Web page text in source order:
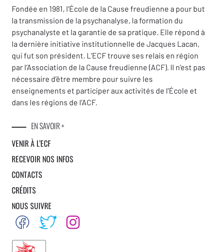
Fondée en 1981, l’École de la Cause freudienne a pour but
la transmission de la psychanalyse, la formation du
psychanalyste et la garantie de sa pratique. Elle répond à
la dernière initiative institutionnelle de Jacques Lacan,
qui fut son président. L’ECF trouve ses relais en région
par l’Association de la Cause freudienne (ACF). Il n’est pas
nécessaire d’être membre pour suivre les
enseignements et participer aux activités de l’École et
dans les régions de l’ACF.
EN SAVOIR +
VENIR À L’ECF
RECEVOIR NOS INFOS
CONTACTS
CRÉDITS
NOUS SUIVRE